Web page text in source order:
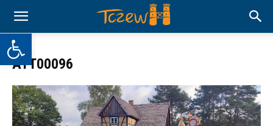
Otwórz pasek narzędzi
ATT00096